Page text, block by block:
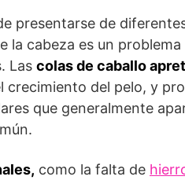
presentarse de
la cabeza es un
Las colas de caballo
crecimiento del pelo, y
que generalmente
como la falta de